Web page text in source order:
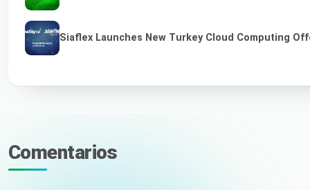
Siaflex Launches New Turkey Cloud Computing
Comentarios